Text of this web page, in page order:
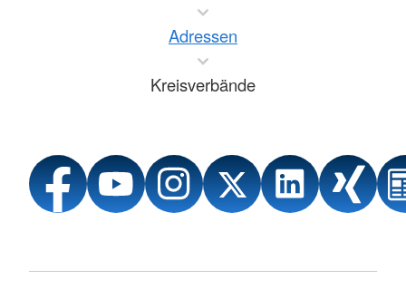
Adressen
Kreisverbände